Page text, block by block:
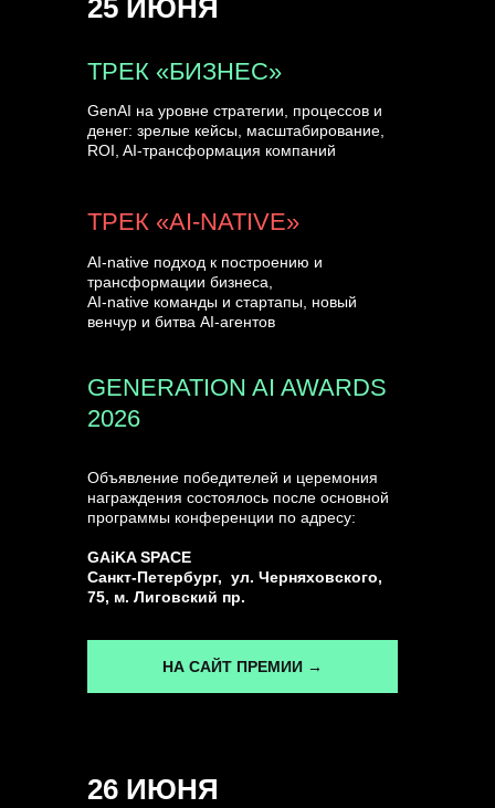
Объявление победителей и церемония
награждения состоялось после основной
программы конференции по адресу:
GAiKA SPACE
Санкт-Петербург, ул. Черняховского,
75, м. Лиговский пр.
ТРЕК «БИЗНЕС»
GENERATION AI AWARDS
2026
GenAI на уровне стратегии, процессов и
денег: зрелые кейсы, масштабирование,
ROI, AI-трансформация компаний
AI-native подход к построению и
трансформации бизнеса,
AI-native команды и стартапы, новый
венчур и битва AI-агентов
ТРЕК «AI-NATIVE»
25 ИЮНЯ
26 ИЮНЯ
НА САЙТ ПРЕМИИ →
УЗНАТЬ БОЛЬШЕ
ГЕНЕРАЛЬНЫЙ ИНФОПАРТНЕР
CONVERSATIONS